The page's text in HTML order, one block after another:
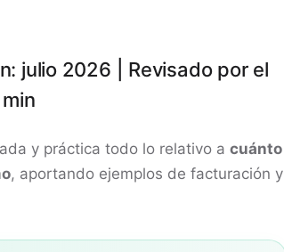
julio 2026 | Revisado por el
y práctica todo lo relativo a cuánto
, aportando ejemplos de facturación y